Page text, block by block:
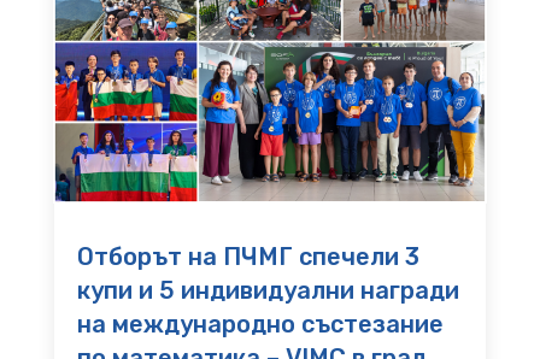
Отборът на ПЧМГ спечели 3
купи и 5 индивидуални награди
на международно състезание